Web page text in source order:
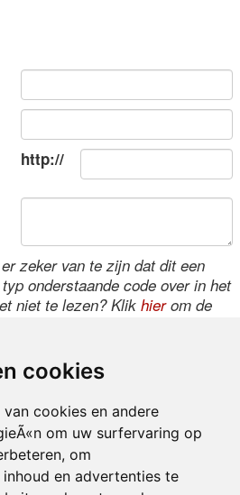
cookies
cookies en andere
om uw surfervaring op
om
en advertenties te
http://
zeker van te zijn dat dit een
onderstaande code over in het
niet te lezen? Klik hierom de